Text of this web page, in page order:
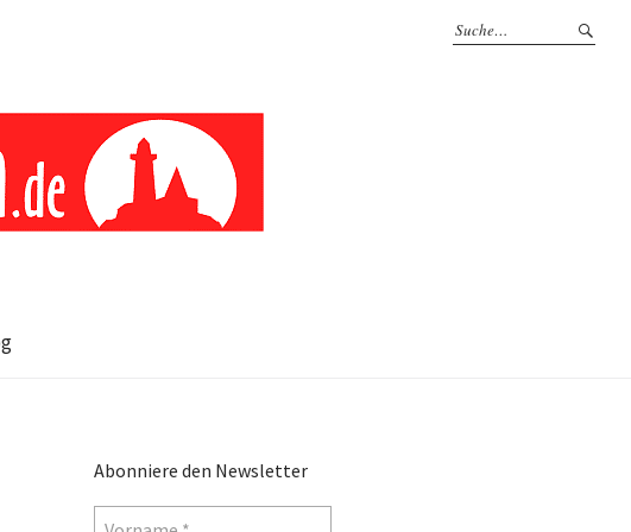
Abonniere den Newsletter